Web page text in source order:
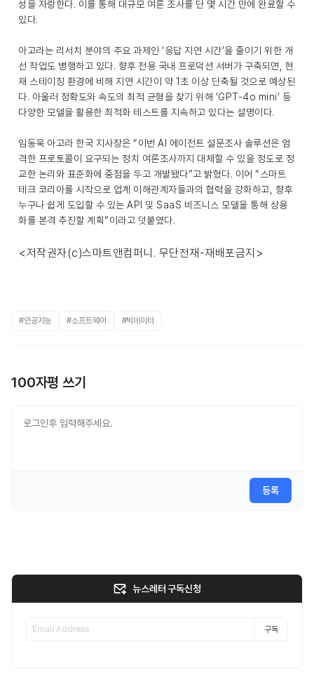
성을 자랑한다. 이를 통해 대규모 여론 조사를 단 몇 시간 만에 완료할 수
있다.
아고라는 리서치 분야의 주요 과제인 ‘응답 지연 시간’을 줄이기 위한 개
선 작업도 병행하고 있다. 향후 전용 국내 프로덕션 서버가 구축되면, 현
재 스테이징 환경에 비해 지연 시간이 약 1초 이상 단축될 것으로 예상된
다. 아울러 정확도와 속도의 최적 균형을 찾기 위해 ‘GPT-4o mini’ 등
다양한 모델을 활용한 최적화 테스트를 지속하고 있다는 설명이다.
임동욱 아고라 한국 지사장은 “이번 AI 에이전트 설문조사 솔루션은 엄
격한 프로토콜이 요구되는 정치 여론조사까지 대체할 수 있을 정도로 정
교한 논리와 표준화에 중점을 두고 개발됐다”고 밝혔다. 이어 “스마트
테크 코리아를 시작으로 업계 이해관계자들과의 협력을 강화하고, 향후
누구나 쉽게 도입할 수 있는 API 및 SaaS 비즈니스 모델을 통해 상용
화를 본격 추진할 계획”이라고 덧붙였다.
<저작권자(c)스마트앤컴퍼니. 무단전재-재배포금지>
#인공지능 #소프트웨어 #빅데이터
100자평 쓰기
등록
뉴스레터 구독신청
구독